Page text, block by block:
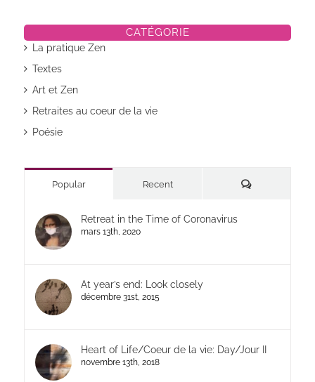
CATÉGORIE
La pratique Zen
Textes
Art et Zen
Retraites au coeur de la vie
Poésie
Popular Recent Commentaires
Retreat in the Time of Coronavirus
mars 13th, 2020
At year’s end: Look closely
décembre 31st, 2015
Heart of Life/Coeur de la vie: Day/Jour II
novembre 13th, 2018